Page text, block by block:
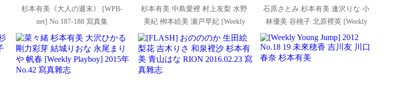
杉本有美《大人の週末》 [WPB-
net] No.187-188 寫真集
杉本有美 中島愛裡 村上友梨 水野
美紀 栁本絵美 瀬戸早妃 [Weekly
Playboy] 2010年No.06 寫真雜志
石原さとみ 杉本有美 逢沢りな 小
林優美 谷桃子 北原裡英 [Weekly
Playboy] 2010年No.22 寫真雜志